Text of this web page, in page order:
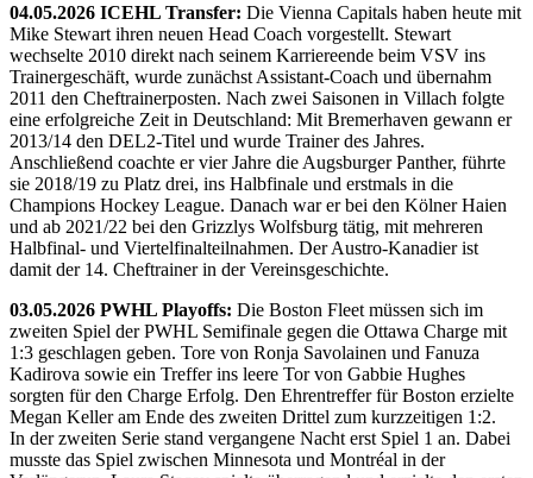
04.05.2026 ICEHL Transfer: Die Vienna Capitals haben heute mit
Mike Stewart ihren neuen Head Coach vorgestellt. Stewart
wechselte 2010 direkt nach seinem Karriereende beim VSV ins
Trainergeschäft, wurde zunächst Assistant-Coach und übernahm
2011 den Cheftrainerposten. Nach zwei Saisonen in Villach folgte
eine erfolgreiche Zeit in Deutschland: Mit Bremerhaven gewann er
2013/14 den DEL2-Titel und wurde Trainer des Jahres.
Anschließend coachte er vier Jahre die Augsburger Panther, führte
sie 2018/19 zu Platz drei, ins Halbfinale und erstmals in die
Champions Hockey League. Danach war er bei den Kölner Haien
und ab 2021/22 bei den Grizzlys Wolfsburg tätig, mit mehreren
Halbfinal- und Viertelfinalteilnahmen. Der Austro-Kanadier ist
damit der 14. Cheftrainer in der Vereinsgeschichte.
03.05.2026 PWHL Playoffs: Die Boston Fleet müssen sich im
zweiten Spiel der PWHL Semifinale gegen die Ottawa Charge mit
1:3 geschlagen geben. Tore von Ronja Savolainen und Fanuza
Kadirova sowie ein Treffer ins leere Tor von Gabbie Hughes
sorgten für den Charge Erfolg. Den Ehrentreffer für Boston erzielte
Megan Keller am Ende des zweiten Drittel zum kurzzeitigen 1:2.
In der zweiten Serie stand vergangene Nacht erst Spiel 1 an. Dabei
musste das Spiel zwischen Minnesota und Montréal in der